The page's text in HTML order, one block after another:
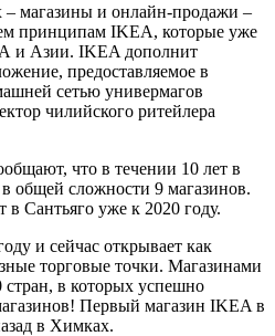
– магазины и онлайн-продажи –
принципам IKEA, которые уже
и Азии. IKEA дополнит
предоставляемое в
сетью универмагов
чилийского ритейлера
что в течении 10 лет в
общей сложности 9 магазинов.
Сантьяго уже к 2020 году.
и сейчас открывает как
торговые точки. Магазинами
в которых успешно
Первый магазин IKEA в
в Химках.